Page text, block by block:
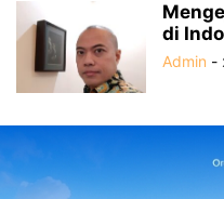
di
Admin -